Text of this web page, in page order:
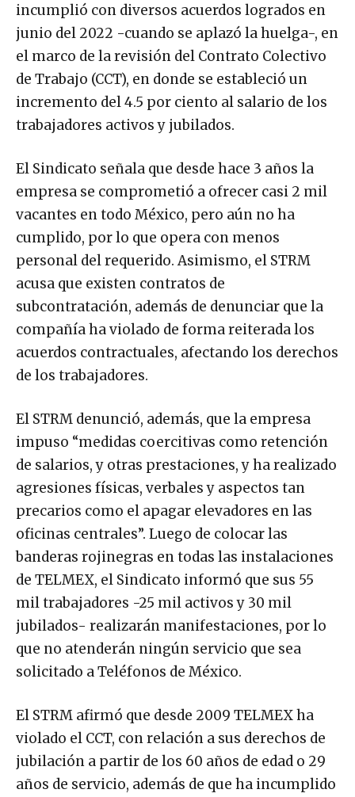
incumplió con diversos acuerdos logrados en
junio del 2022 -cuando se aplazó la huelga-, en
el marco de la revisión del Contrato Colectivo
de Trabajo (CCT), en donde se estableció un
incremento del 4.5 por ciento al salario de los
trabajadores activos y jubilados.
El Sindicato señala que desde hace 3 años la
empresa se comprometió a ofrecer casi 2 mil
vacantes en todo México, pero aún no ha
cumplido, por lo que opera con menos
personal del requerido. Asimismo, el STRM
acusa que existen contratos de
subcontratación, además de denunciar que la
compañía ha violado de forma reiterada los
acuerdos contractuales, afectando los derechos
de los trabajadores.
El STRM denunció, además, que la empresa
impuso “medidas coercitivas como retención
de salarios, y otras prestaciones, y ha realizado
agresiones físicas, verbales y aspectos tan
precarios como el apagar elevadores en las
oficinas centrales”. Luego de colocar las
banderas rojinegras en todas las instalaciones
de TELMEX, el Sindicato informó que sus 55
mil trabajadores -25 mil activos y 30 mil
jubilados- realizarán manifestaciones, por lo
que no atenderán ningún servicio que sea
solicitado a Teléfonos de México.
El STRM afirmó que desde 2009 TELMEX ha
violado el CCT, con relación a sus derechos de
jubilación a partir de los 60 años de edad o 29
años de servicio, además de que ha incumplido